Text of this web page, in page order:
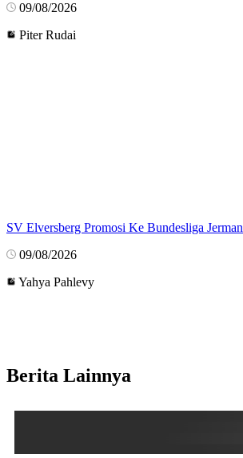
09/08/2026
Piter Rudai
SV Elversberg Promosi Ke Bundesliga Jerman
09/08/2026
Yahya Pahlevy
Berita Lainnya